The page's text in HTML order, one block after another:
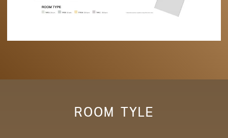
ROOM TYLE